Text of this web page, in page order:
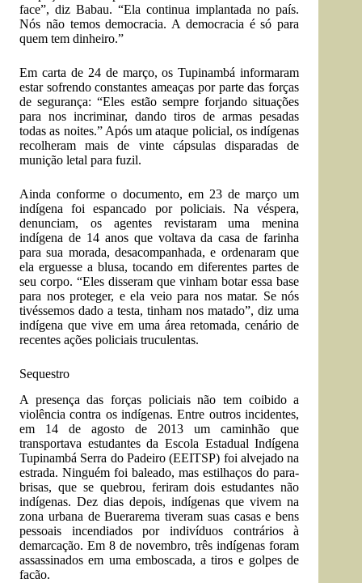
face”, diz Babau. “Ela continua implantada no país.
Nós não temos democracia. A democracia é só para
quem tem dinheiro.”
Em carta de 24 de março, os Tupinambá informaram
estar sofrendo constantes ameaças por parte das forças
de segurança: “Eles estão sempre forjando situações
para nos incriminar, dando tiros de armas pesadas
todas as noites.” Após um ataque policial, os indígenas
recolheram mais de vinte cápsulas disparadas de
munição letal para fuzil.
Ainda conforme o documento, em 23 de março um
indígena foi espancado por policiais. Na véspera,
denunciam, os agentes revistaram uma menina
indígena de 14 anos que voltava da casa de farinha
para sua morada, desacompanhada, e ordenaram que
ela erguesse a blusa, tocando em diferentes partes de
seu corpo. “Eles disseram que vinham botar essa base
para nos proteger, e ela veio para nos matar. Se nós
tivéssemos dado a testa, tinham nos matado”, diz uma
indígena que vive em uma área retomada, cenário de
recentes ações policiais truculentas.
Sequestro
A presença das forças policiais não tem coibido a
violência contra os indígenas. Entre outros incidentes,
em 14 de agosto de 2013 um caminhão que
transportava estudantes da Escola Estadual Indígena
Tupinambá Serra do Padeiro (EEITSP) foi alvejado na
estrada. Ninguém foi baleado, mas estilhaços do para-
brisas, que se quebrou, feriram dois estudantes não
indígenas. Dez dias depois, indígenas que vivem na
zona urbana de Buerarema tiveram suas casas e bens
pessoais incendiados por indivíduos contrários à
demarcação. Em 8 de novembro, três indígenas foram
assassinados em uma emboscada, a tiros e golpes de
facão.